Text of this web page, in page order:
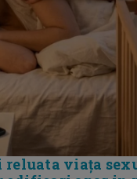
reluata viața